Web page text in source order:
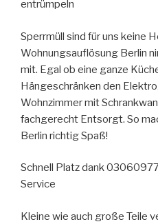
entrümpeln
Sperrmüll sind für uns keine
Wohnungsauflösung Berlin
mit. Egal ob eine ganze
Hängeschränken den
Wohnzimmer mit
fachgerecht Entsorgt. So
Berlin richtig Spaß!
Schnell Platz dank
Service
Kleine wie auch große Teile